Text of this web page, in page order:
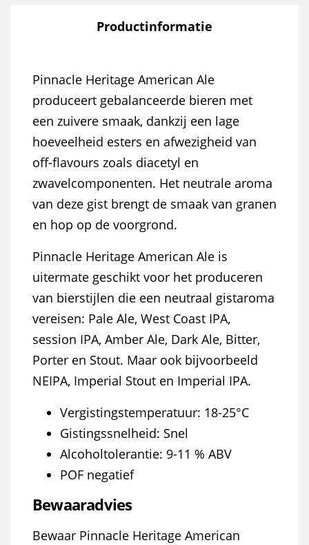
Productinformatie
Pinnacle Heritage American Ale
produceert gebalanceerde bieren met
een zuivere smaak, dankzij een lage
hoeveelheid esters en afwezigheid van
off-flavours zoals diacetyl en
zwavelcomponenten. Het neutrale aroma
van deze gist brengt de smaak van granen
en hop op de voorgrond.
Pinnacle Heritage American Ale is
uitermate geschikt voor het produceren
van bierstijlen die een neutraal gistaroma
vereisen: Pale Ale, West Coast IPA,
session IPA, Amber Ale, Dark Ale, Bitter,
Porter en Stout. Maar ook bijvoorbeeld
NEIPA, Imperial Stout en Imperial IPA.
Vergistingstemperatuur: 18-25°C
Gistingssnelheid: Snel
Alcoholtolerantie: 9-11 % ABV
POF negatief
Bewaaradvies
Bewaar Pinnacle Heritage American